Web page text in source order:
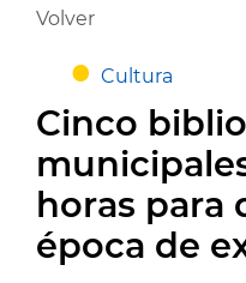
Volver
Cultura
Cinco
horas para
época de